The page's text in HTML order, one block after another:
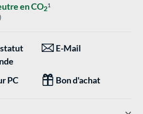
en CO21
E-Mail
PC Bon d'achat